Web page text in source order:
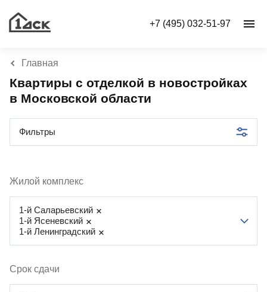
+7 (495) 032-51-97
Главная
Квартиры с отделкой в новостройках
в Московской области
Фильтры
Жилой комплекс
1-й Саларьевский
1-й Ясеневский
1-й Ленинградский
Срок сдачи